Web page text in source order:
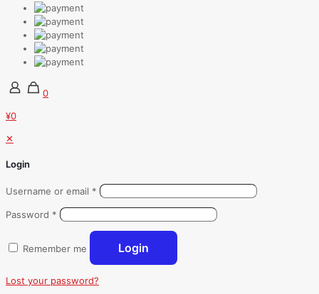
0
¥0
✕
Login
Username or email *
Password *
Remember me Login
Lost your password?